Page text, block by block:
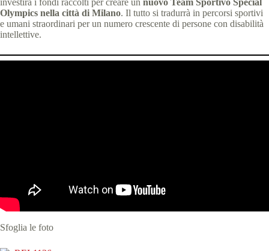
investirà i fondi raccolti per creare un nuovo Team Sportivo Special
Olympics nella città di Milano. Il tutto si tradurrà in percorsi sportivi
e umani straordinari per un numero crescente di persone con disabilità
intellettive.
Sfoglia le foto